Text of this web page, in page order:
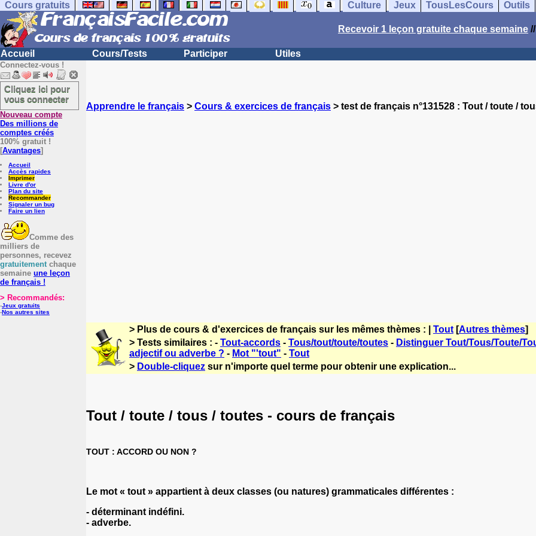
Cours gratuits Culture Jeux TousLesCours Outils
Recevoir 1 leçon gratuite chaque semaine //
Accueil Cours/Tests Participer Utiles
Connectez-vous !
Cliquez ici pour
vous connecter
Nouveau compte
Des millions de
comptes créés
100% gratuit !
[Avantages]
Accueil
Accès rapides
Imprimer
Livre d'or
Plan du site
Recommander
Signaler un bug
Faire un lien
Comme des
milliers de
personnes, recevez
gratuitementchaque
semaine une leçon
de français !
> Recommandés:
-Jeux gratuits
-Nos autres sites
Apprendre le français > Cours & exercices de français > test de français n°131528 : Tout / toute /
> Plus de cours & d'exercices de français sur les mêmes thèmes : | Tout [Autres thèmes]
> Tests similaires : - Tout-accords - Tous/tout/toute/toutes - Distinguer Tout/Tous/Toute/
adjectif ou adverbe ? - Mot "'tout" - Tout
> Double-cliquez sur n'importe quel terme pour obtenir une explication...
Tout / toute / tous / toutes - cours de français
TOUT : ACCORD OU NON ?
Le mot « tout » appartient à deux classes (ou natures) grammaticales différentes :
- déterminant indéfini.
- adverbe.